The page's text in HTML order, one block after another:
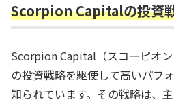
Scorpion Capitalの投資
Scorpion Capital（スコーピオ
の投資戦略を駆使して高いパフ
知られています。その戦略は、